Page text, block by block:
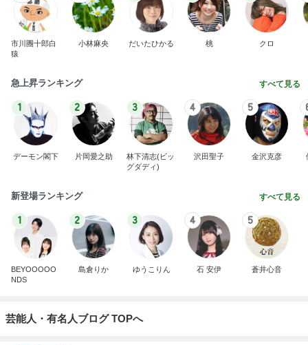
市川團十郎白
猿
小林麻央 だいたひかる 桃 クロ
急上昇ランキング すべて見る
1
デーモン閣下
2
片岡愛之助
3
林下清志(ビッ
グダディ)
4
沢田聖子
5
金沢克彦
新登場ランキング すべて見る
1
BEYOOOOO
NDS
2
島倉りか
3
ゆうこりん
4
石 安伊
5
蒼井心音
芸能人・有名人ブログ TOPへ